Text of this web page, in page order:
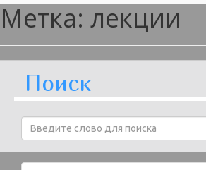
Метка: лекции
Поиск